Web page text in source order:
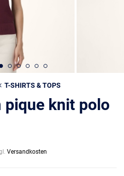
T-SHIRTS & TOPS
pique knit polo
Versandkosten